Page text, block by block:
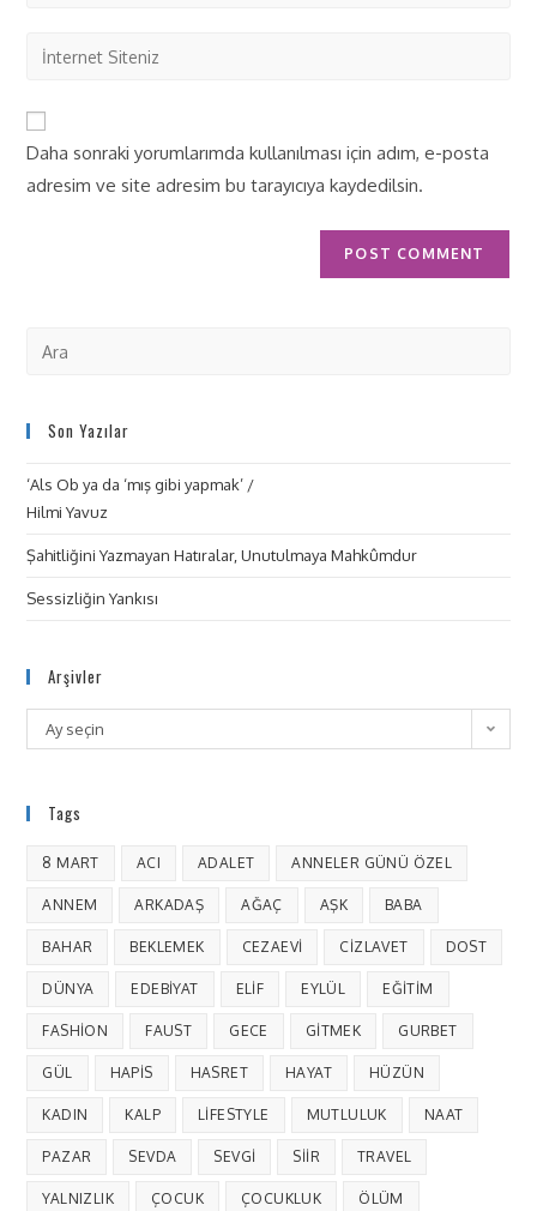
Daha sonraki yorumlarımda kullanılması için adım, e-posta
adresim ve site adresim bu tarayıcıya kaydedilsin.
Son Yazılar
‘Als Ob ya da ‘mış gibi yapmak’ /
Hilmi Yavuz
Şahitliğini Yazmayan Hatıralar, Unutulmaya Mahkûmdur
Sessizliğin Yankısı
Arşivler
Ay seçin
Tags
8 MART ACI ADALET ANNELER GÜNÜ ÖZEL
ANNEM ARKADAŞ AĞAÇ AŞK BABA
BAHAR BEKLEMEK CEZAEVI CIZLAVET DOST
DÜNYA EDEBIYAT ELIF EYLÜL EĞITIM
FASHION FAUST GECE GITMEK GURBET
GÜL HAPIS HASRET HAYAT HÜZÜN
KADIN KALP LIFESTYLE MUTLULUK NAAT
PAZAR SEVDA SEVGI SIIR TRAVEL
YALNIZLIK ÇOCUK ÇOCUKLUK ÖLÜM